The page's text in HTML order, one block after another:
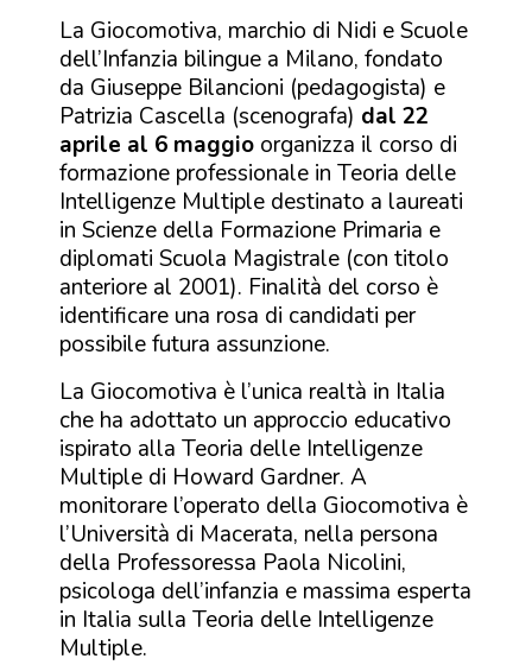
La Giocomotiva, marchio di Nidi e Scuole
dell’Infanzia bilingue a Milano, fondato
da Giuseppe Bilancioni (pedagogista) e
Patrizia Cascella (scenografa) dal 22
aprile al 6 maggio organizza il corso di
formazione professionale in Teoria delle
Intelligenze Multiple destinato a laureati
in Scienze della Formazione Primaria e
diplomati Scuola Magistrale (con titolo
anteriore al 2001). Finalità del corso è
identificare una rosa di candidati per
possibile futura assunzione.
La Giocomotiva è l’unica realtà in Italia
che ha adottato un approccio educativo
ispirato alla Teoria delle Intelligenze
Multiple di Howard Gardner. A
monitorare l’operato della Giocomotiva è
l’Università di Macerata, nella persona
della Professoressa Paola Nicolini,
psicologa dell’infanzia e massima esperta
in Italia sulla Teoria delle Intelligenze
Multiple.